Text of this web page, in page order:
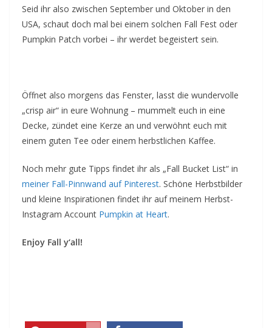
Seid ihr also zwischen September und Oktober in den
USA, schaut doch mal bei einem solchen Fall Fest oder
Pumpkin Patch vorbei – ihr werdet begeistert sein.
Öffnet also morgens das Fenster, lasst die wundervolle
„crisp air“ in eure Wohnung – mummelt euch in eine
Decke, zündet eine Kerze an und verwöhnt euch mit
einem guten Tee oder einem herbstlichen Kaffee.
Noch mehr gute Tipps findet ihr als „Fall Bucket List“ in
meiner Fall-Pinnwand auf Pinterest. Schöne Herbstbilder
und kleine Inspirationen findet ihr auf meinem Herbst-
Instagram Account Pumpkin at Heart.
Enjoy Fall y‘all!